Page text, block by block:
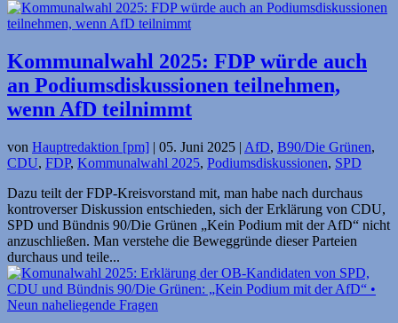
Kommunalwahl 2025: FDP würde auch
an Podiums­diskussionen teilnehmen,
wenn AfD teilnimmt
von Hauptredaktion [pm] | 05. Juni 2025 | AfD, B90/Die Grünen,
CDU, FDP, Kommunalwahl 2025, Podiumsdiskussionen, SPD
Dazu teilt der FDP-Kreisvorstand mit, man habe nach durchaus
kontroverser Diskussion entschieden, sich der Erklärung von CDU,
SPD und Bündnis 90/Die Grünen „Kein Podium mit der AfD“ nicht
anzuschließen. Man verstehe die Beweggründe dieser Parteien
durchaus und teile...